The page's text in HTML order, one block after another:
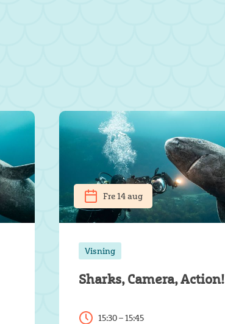
Fre 14 aug
Visning
Sharks, Camera, Action!
15:30 – 15:45